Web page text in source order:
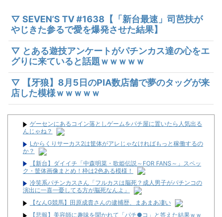
▽ SEVEN’S TV #1638【「新台最速」司芭扶が
やじきた参るで愛を爆発させた結果】
▽ とある遊技アンケートがパチンカス達の心をエ
グりに来ていると話題ｗｗｗｗｗ
▽ 【牙狼】8月5日のPIA数店舗で夢のタッグが来
店した模様ｗｗｗｗｗ
ゲーセンにあるコイン落としゲームをパチ屋に置いたら人気出る
んじゃね？
Lからくりサーカス2は筐体がアレじゃなければもっと稼働するの
か？
【新台】ダイイチ「中森明菜・歌姫伝説～FOR FANS～」スペッ
ク・筐体画像まとめ！枠は2色ある模様！
冷笑系パチンカスさん「フルカスは脳死？成人男子がパチンコの
演出に一喜一憂してる方が脳死なんよ」
【なんG競馬】田原成貴さんの逮捕歴、まあまあ凄い
【悲報】美容師に趣味を聞かれて「パチ●コ」と答えた結果ｗｗ